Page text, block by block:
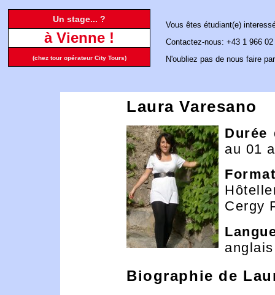
Laura Varesano
Durée
au 01
Cergy
Biographie de
Vous êtes étudiant(e)
Contactez-nous: +43 1 966
N'oubliez pas de nous faire
Un stage... ?
à Vienne !
(chez tour opérateur City Tours)